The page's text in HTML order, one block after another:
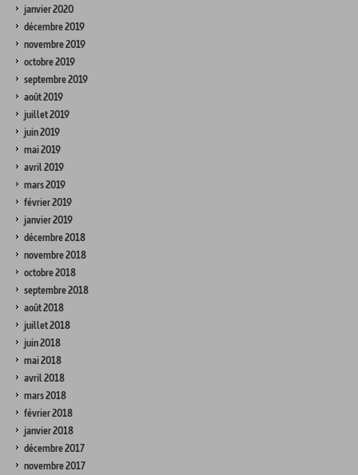
janvier 2020
décembre 2019
novembre 2019
octobre 2019
septembre 2019
août 2019
juillet 2019
juin 2019
mai 2019
avril 2019
mars 2019
février 2019
janvier 2019
décembre 2018
novembre 2018
octobre 2018
septembre 2018
août 2018
juillet 2018
juin 2018
mai 2018
avril 2018
mars 2018
février 2018
janvier 2018
décembre 2017
novembre 2017